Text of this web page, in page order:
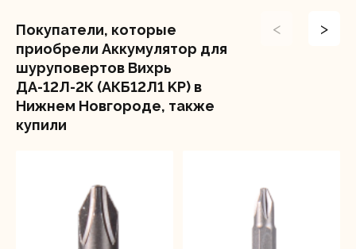
Покупатели, которые
приобрели Аккумулятор для
шуруповертов Вихрь
ДА-12Л-2К (АКБ12Л1 KP) в
Нижнем Новгороде, также
купили
< >